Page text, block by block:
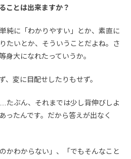
ことは出来ますか？
純に「わかりやすい」とか、素直に
たいとか、そういうことだよね。さ
身大になれたっていうか。
、変に目配せしたりもせず。
たぶん、それまでは少し背伸びしよ
ったんです。だから答えが出なく
かわからない」、「でもそんなこと